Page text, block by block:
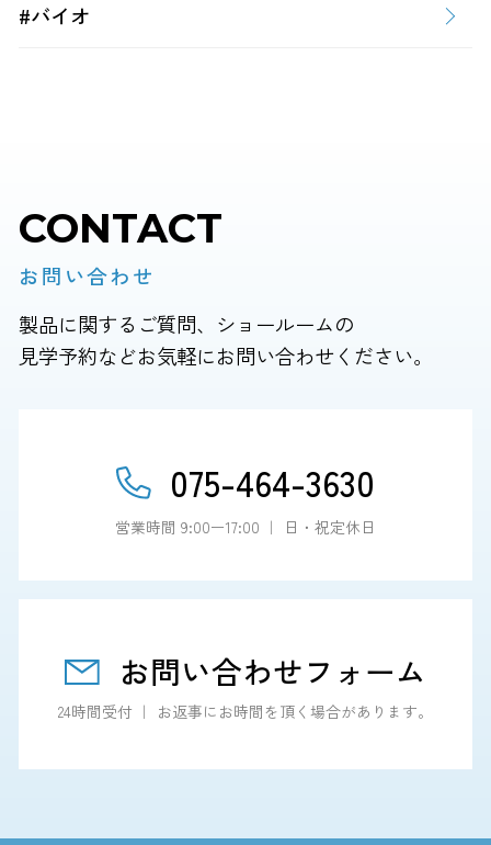
#バイオ
CONTACT
お問い合わせ
製品に関するご質問、ショールームの
見学予約などお気軽にお問い合わせください。
075-464-3630
営業時間 9:00ー17:00 ｜ 日・祝定休日
お問い合わせフォーム
24時間受付 ｜ お返事にお時間を頂く場合があります。